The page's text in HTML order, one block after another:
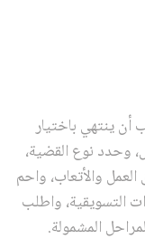
ينتهي باختيار
وحدد نوع القضية،
والأتعاب، واحم
التسويقية، واطلب
المشمولة.